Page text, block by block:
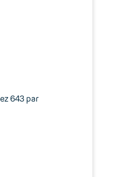
643 par